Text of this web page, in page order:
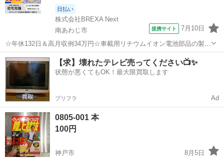
日払い
株式会社BREXA Next
南あわじ市
提携サイト 7月10日
☆年休132日＆高月収例34万円☆車載用リチウムイオン電池部品の製造
／4勤2休でオフも充実♪／家具・家電付き社宅あり＆前払いで生活支援
物資が受け取れる◎／20〜40代男女活躍中！ 車載用リチウムイオン電
池部品の製造 車載用...
兵庫 南あわじ市 その他
【求】壊れたテレビ売ってください📺✨
状態が悪くてもOK！最大限買取します
プリフラ Ad
0805-001 本
100円
神戸市
8月5日